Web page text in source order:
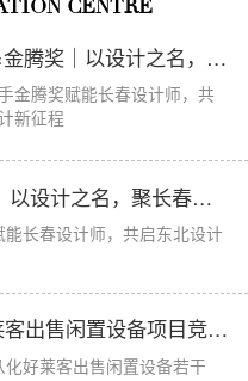
CENTRE
好莱客×金腾奖｜以设计之名，聚长春力量，...
金腾奖赋能长春设计师，共
新征程
好莱客×金腾奖｜以设计之名，聚长春力量，...
长春设计师，共启东北设计
2026年从化好莱客出售闲置设备项目竞价公...
好莱客出售闲置设备若干